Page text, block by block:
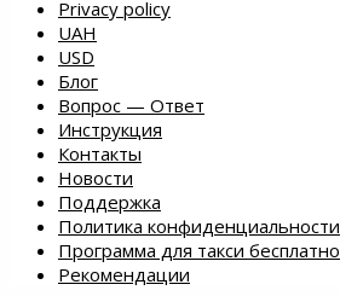
Privacy policy
UAH
USD
Блог
Вопрос — Ответ
Инструкция
Контакты
Новости
Поддержка
Политика конфиденциальности
Программа для такси бесплатно
Рекомендации